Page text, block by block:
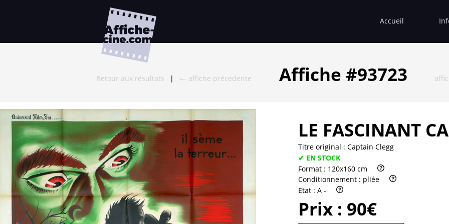
Accueil
Retour aux résultats | ← affiche précédente Affiche #93723
LE FASCINANT
Titre original : Captain Clegg
✔ EN STOCK
Format : 120x160 cm
Conditionnement : pliée
Etat : A -
Prix : 90€